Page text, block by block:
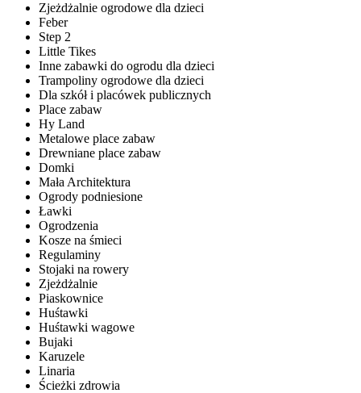
Zjeżdżalnie ogrodowe dla dzieci
Feber
Step 2
Little Tikes
Inne zabawki do ogrodu dla dzieci
Trampoliny ogrodowe dla dzieci
Dla szkół i placówek publicznych
Place zabaw
Hy Land
Metalowe place zabaw
Drewniane place zabaw
Domki
Mała Architektura
Ogrody podniesione
Ławki
Ogrodzenia
Kosze na śmieci
Regulaminy
Stojaki na rowery
Zjeżdżalnie
Piaskownice
Huśtawki
Huśtawki wagowe
Bujaki
Karuzele
Linaria
Ścieżki zdrowia